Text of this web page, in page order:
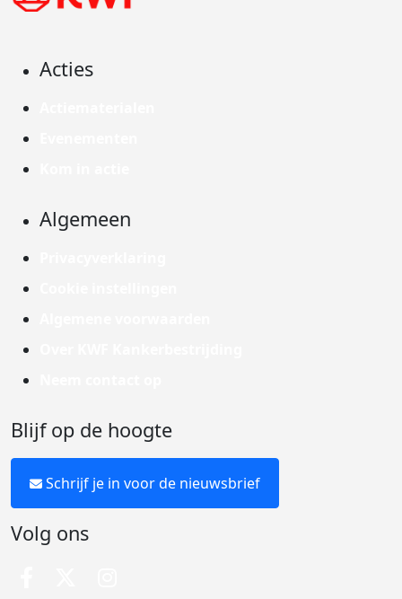
Acties
Algemeen
Blijf op de hoogte
Schrijf je in voor de nieuwsbrief
Volg ons